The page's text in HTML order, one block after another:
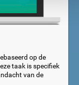
op de
taak is specifiek
van de